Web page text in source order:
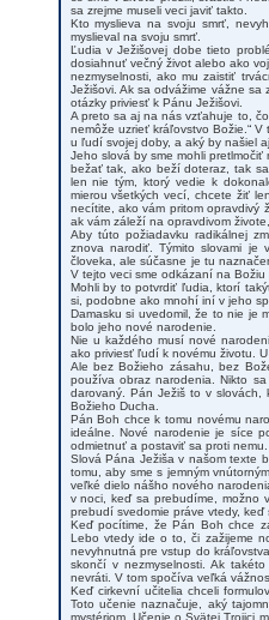
sa zrejme museli veci javiť takto.
Kto myslieva na svoju smrť,
myslieval na svoju smrť.
Ľudia v Ježišovej dobe tieto
dosiahnuť večný život alebo ako
nezmyselnosti, ako mu zaistiť
Ježišovi. Ak sa odvážime vážne
otázky priviesť k Pánu Ježišovi.
A preto sa aj na nás vzťahuje to,
nemôže uzrieť kráľovstvo Božie.“
u ľudí svojej doby, a aký by našiel
Jeho slová by sme mohli
bežať tak, ako beží doteraz, tak sa
len nie tým, ktorý vedie k
mierou všetkých vecí, chcete žiť
necítite, ako vám pritom opravdivý
ak vám záleží na opravdivom
Aby túto požiadavku radikálnej
znova narodiť. Týmito slovami je
človeka, ale súčasne je tu
V tejto veci sme odkázaní na Božiu
Mohli by to potvrdiť ľudia, ktorí
si, podobne ako mnohí iní v jeho
Damasku si uvedomil, že to nie je
bolo jeho nové narodenie.
Nie u každého musí nové
ako priviesť ľudí k novému životu.
Ale bez Božieho zásahu, bez
používa obraz narodenia. Nikto
darovaný. Pán Ježiš to v slovách,
Božieho Ducha.
Pán Boh chce k tomu novému
ideálne. Nové narodenie je síce
odmietnuť a postaviť sa proti nemu.
Slová Pána Ježiša v našom texte
tomu, aby sme s jemným
veľké dielo nášho nového
v noci, keď sa prebudíme, možno
prebudí svedomie práve vtedy, keď
Keď pocítime, že Pán Boh chce
Lebo vtedy ide o to, či zažijeme
nevyhnutná pre vstup do
skončí v nezmyselnosti. Ak
nevráti. V tom spočíva veľká
Keď cirkevní učitelia chceli
Toto učenie naznačuje, aký
mystériom. Učenie o Svätej Trojici